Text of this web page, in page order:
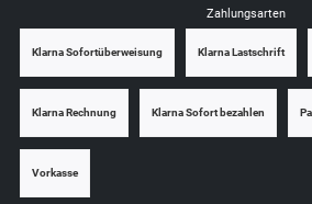
Zahlungsarten
Klarna Sofortüberweisung Klarna Lastschrift
Klarna Rechnung Klarna Sofort bezahlen
Vorkasse